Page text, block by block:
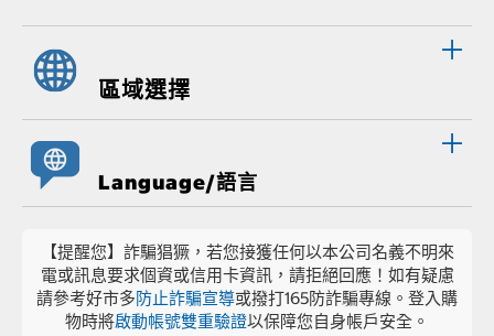
區域選擇
Language/語言
【提醒您】詐騙猖獗，若您接獲任何以本公司名義不明來
電或訊息要求個資或信用卡資訊，請拒絕回應！如有疑慮
請參考好市多防止詐騙宣導或撥打165防詐騙專線。登入購
物時將啟動帳號雙重驗證以保障您自身帳戶安全。